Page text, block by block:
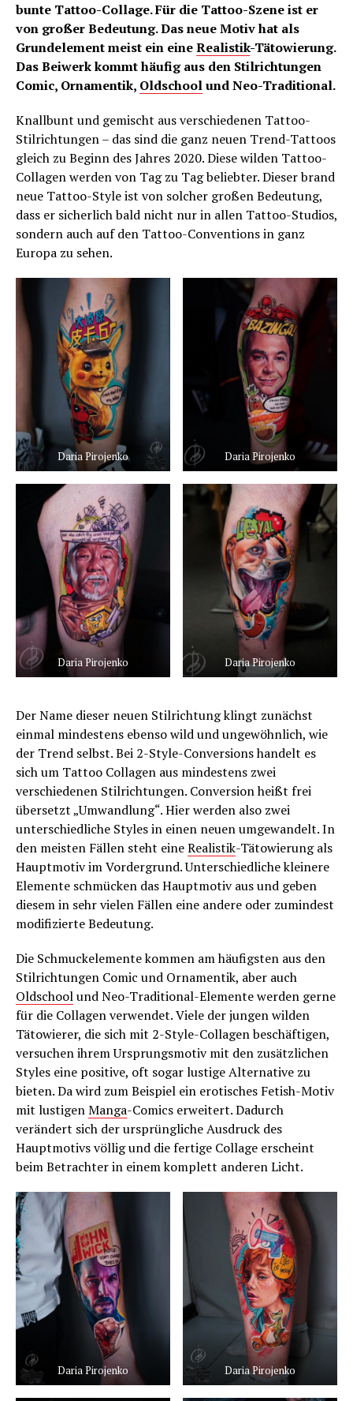
bunte Tattoo-Collage. Für die Tattoo-Szene ist er
von großer Bedeutung. Das neue Motiv hat als
Grundelement meist ein eineRealistik-Tätowierung.
Das Beiwerk kommt häufig aus den Stilrichtungen
Comic, Ornamentik, Oldschoolund Neo-Traditional.
Knallbunt und gemischt aus verschiedenen Tattoo-
Stilrichtungen – das sind die ganz neuen Trend-Tattoos
gleich zu Beginn des Jahres 2020. Diese wilden Tattoo-
Collagen werden von Tag zu Tag beliebter. Dieser brand
neue Tattoo-Style ist von solcher großen Bedeutung,
dass er sicherlich bald nicht nur in allen Tattoo-Studios,
sondern auch auf den Tattoo-Conventions in ganz
Europa zu sehen.
Daria Pirojenko Daria Pirojenko
Daria Pirojenko Daria Pirojenko
Der Name dieser neuen Stilrichtung klingt zunächst
einmal mindestens ebenso wild und ungewöhnlich, wie
der Trend selbst. Bei 2-Style-Conversions handelt es
sich um Tattoo Collagen aus mindestens zwei
verschiedenen Stilrichtungen. Conversion heißt frei
übersetzt „Umwandlung“. Hier werden also zwei
unterschiedliche Styles in einen neuen umgewandelt. In
den meisten Fällen steht eineRealistik-Tätowierung als
Hauptmotiv im Vordergrund. Unterschiedliche kleinere
Elemente schmücken das Hauptmotiv aus und geben
diesem in sehr vielen Fällen eine andere oder zumindest
modifizierte Bedeutung.
Die Schmuckelemente kommen am häufigsten aus den
Stilrichtungen Comic und Ornamentik, aber auch
Oldschoolund Neo-Traditional-Elemente werden gerne
für die Collagen verwendet. Viele der jungen wilden
Tätowierer, die sich mit 2-Style-Collagen beschäftigen,
versuchen ihrem Ursprungsmotiv mit den zusätzlichen
Styles eine positive, oft sogar lustige Alternative zu
bieten. Da wird zum Beispiel ein erotisches Fetish-Motiv
mit lustigenManga-Comics erweitert. Dadurch
verändert sich der ursprüngliche Ausdruck des
Hauptmotivs völlig und die fertige Collage erscheint
beim Betrachter in einem komplett anderen Licht.
Daria Pirojenko Daria Pirojenko